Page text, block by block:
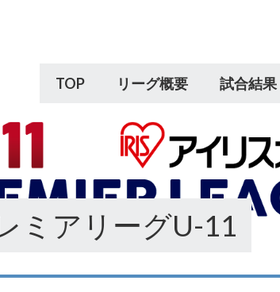
TOP リーグ概要 試合結
ミアリーグU-11